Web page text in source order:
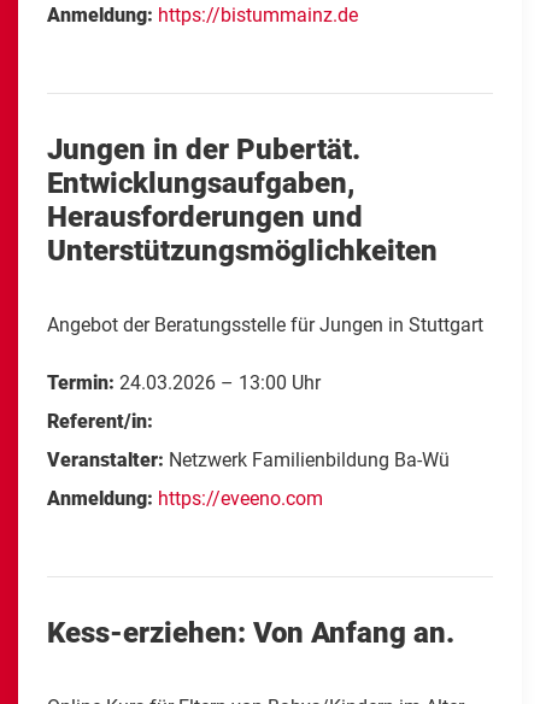
Anmeldung: https://bistummainz.de
Jungen in der Pubertät.
Entwicklungsaufgaben,
Herausforderungen und
Unterstützungsmöglichkeiten
Angebot der Beratungsstelle für Jungen in Stuttgart
Termin: 24.03.2026 – 13:00 Uhr
Referent/in:
Veranstalter: Netzwerk Familienbildung Ba-Wü
Anmeldung: https://eveeno.com
Kess-erziehen: Von Anfang an.